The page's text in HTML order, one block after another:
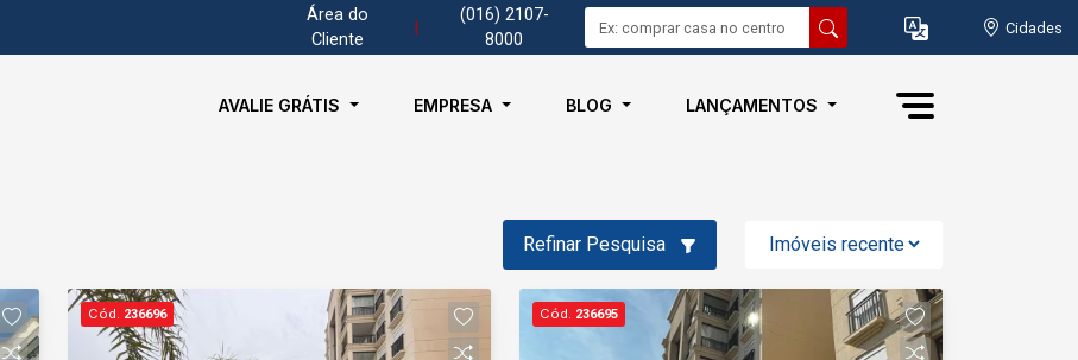
Área do
Cliente
(016) 2107-
8000
Cidades
AVALIE GRÁTIS EMPRESA BLOG LANÇAMENTOS
Refinar Pesquisa
Cód. 236696 Cód. 236695